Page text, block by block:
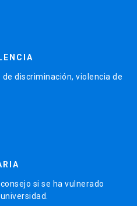
discriminación, violencia de
si se ha vulnerado